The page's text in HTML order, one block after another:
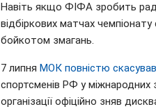
Навіть якщо ФІФА зробить
відбіркових матчах
бойкотом змагань.
7 липня МОК повністю
спортсменів РФ у міжнародних
організації офіційно зняв